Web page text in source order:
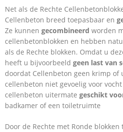
Net als de Rechte
Cellenbeton breed toepasbaar en
Ze kunnen gecombineerd worden
cellenbetonblokken en hebben
als de Rechte blokken. Omdat u
heeft u bijvoorbeeld geen last van
doordat Cellenbeton geen krimp of
cellenbeton niet gevoelig voor
cellenbeton uitermate geschikt
badkamer of een toiletruimte
Door de Rechte met Ronde